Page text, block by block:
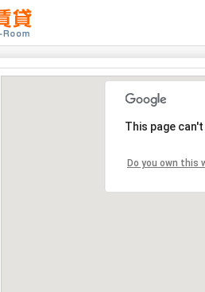
This page
Do you own this